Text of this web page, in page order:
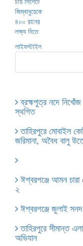
লাইফস্টাইল
ব্রহ্মপুত্র নদে
স্থগিত
তাহিরপুরে মোবাইল
জরিমানা, অবৈধ বালু
ঈশ্বরগঞ্জে আমন
২
ঈশ্বরগঞ্জে জুলাই সনদ
তাহিরপুরে সীমান্ত
অভিযান